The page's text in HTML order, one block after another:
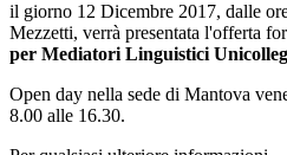
il giorno 12 Dicembre 2017, dalle
Mezzetti, verrà presentata l'offerta
per Mediatori Linguistici
Open day nella sede di Mantova
8.00 alle 16.30.